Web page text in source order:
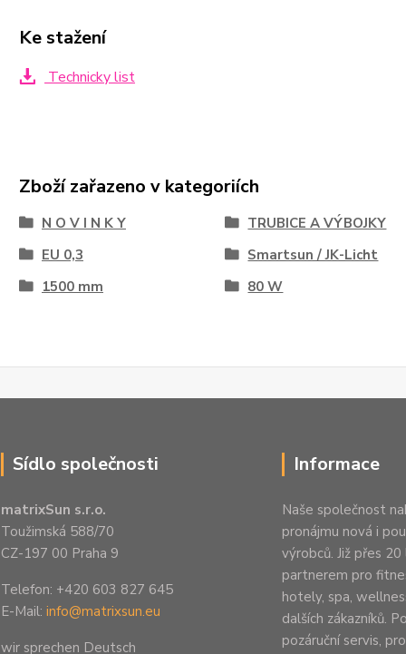
Ke stažení
Technicky list
Zboží zařazeno v kategoriích
N O V I N K Y TRUBICE A VÝBOJKY
EU 0,3
Smartsun / JK-Licht
1500 mm
80 W
Sídlo společnosti
matrixSun s.r.o.
Toužimská 588/70
CZ-197 00 Praha 9
Telefon: +420 603 827 645
E-Mail: info@matrixsun.eu
wir sprechen Deutsch
Informace
Naše společnost
pronájmu nová i
výrobců. Již přes
partnerem pro
hotely, spa,
dalších zákazníků.
pozáruční servis,